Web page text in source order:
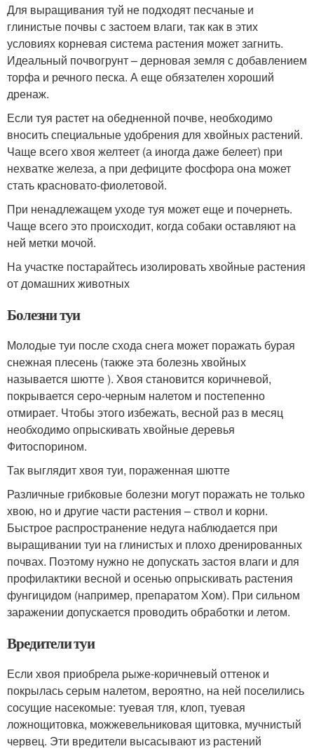
Для выращивания туй не подходят песчаные и
глинистые почвы с застоем влаги, так как в этих
условиях корневая система растения может загнить.
Идеальный почвогрунт – дерновая земля с добавлением
торфа и речного песка. А еще обязателен хороший
дренаж.
Если туя растет на обедненной почве, необходимо
вносить специальные удобрения для хвойных растений.
Чаще всего хвоя желтеет (а иногда даже белеет) при
нехватке железа, а при дефиците фосфора она может
стать красновато-фиолетовой.
При ненадлежащем уходе туя может еще и почернеть.
Чаще всего это происходит, когда собаки оставляют на
ней метки мочой.
На участке постарайтесь изолировать хвойные растения
от домашних животных
Болезни туи
Молодые туи после схода снега может поражать бурая
снежная плесень (также эта болезнь хвойных
называется шютте ). Хвоя становится коричневой,
покрывается серо-черным налетом и постепенно
отмирает. Чтобы этого избежать, весной раз в месяц
необходимо опрыскивать хвойные деревья
Фитоспорином.
Так выглядит хвоя туи, пораженная шютте
Различные грибковые болезни могут поражать не только
хвою, но и другие части растения – ствол и корни.
Быстрое распространение недуга наблюдается при
выращивании туи на глинистых и плохо дренированных
почвах. Поэтому нужно не допускать застоя влаги и для
профилактики весной и осенью опрыскивать растения
фунгицидом (например, препаратом Хом). При сильном
заражении допускается проводить обработки и летом.
Вредители туи
Если хвоя приобрела рыже-коричневый оттенок и
покрылась серым налетом, вероятно, на ней поселились
сосущие насекомые: туевая тля, клоп, туевая
ложнощитовка, можжевельниковая щитовка, мучнистый
червец. Эти вредители высасывают из растений